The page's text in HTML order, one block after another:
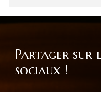
Partager sur
sociaux !